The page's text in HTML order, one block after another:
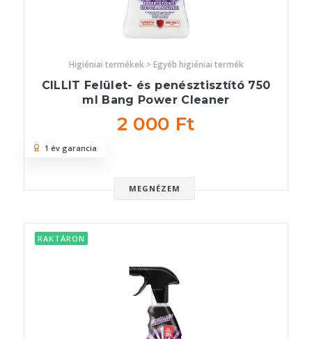
Higiéniai termékek > Egyéb higiéniai termék
CILLIT Felület- és penésztisztító 750
ml Bang Power Cleaner
2 000 Ft
MEGNÉZEM
1 év garancia
RAKTÁRON